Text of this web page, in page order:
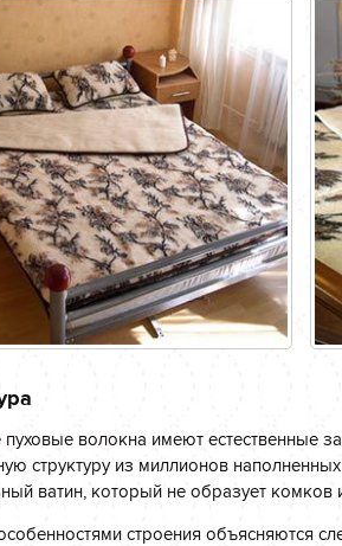
волокна имеют естественные
структуру из миллионов
ватин, который не образует комков
строения объясняются